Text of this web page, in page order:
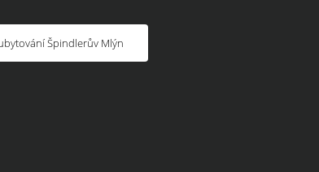
Špindlerův Mlýn